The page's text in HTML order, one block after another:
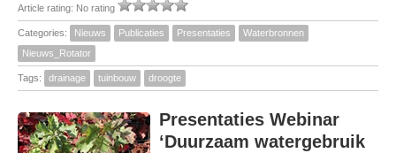
Article rating: No rating
Categories: Nieuws Publicaties Presentaties
Waterbronnen
Nieuws_Rotator
Tags: drainage tuinbouw droogte
Presentaties Webinar
‘Duurzaam watergebruik